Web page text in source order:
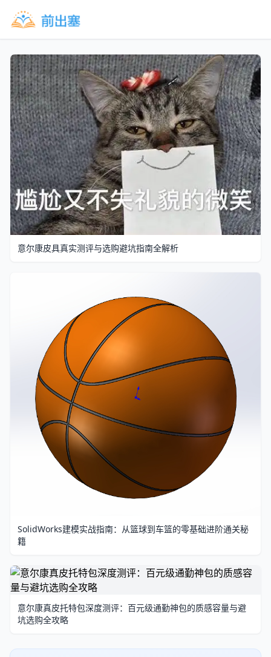
意尔康皮具真实测评与选购避坑指南全解析
SolidWorks建模实战指南：从篮球到车篮的零基础进阶通关秘
籍
意尔康真皮托特包深度测评：百元级通勤神包的质感容量与避
坑选购全攻略